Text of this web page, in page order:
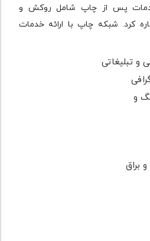
خدمات پس از چاپ شامل روکش و
کرد. شبکه چاپ با ارائه خدمات
و تبلیغاتی
و
براق